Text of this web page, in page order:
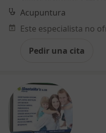
Acupuntura
Pedir una cita